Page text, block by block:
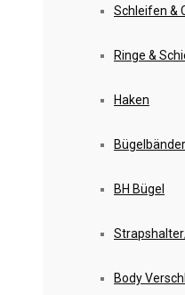
Schleifen &
Ringe &
Haken
Bügelbänder
BH Bügel
Body